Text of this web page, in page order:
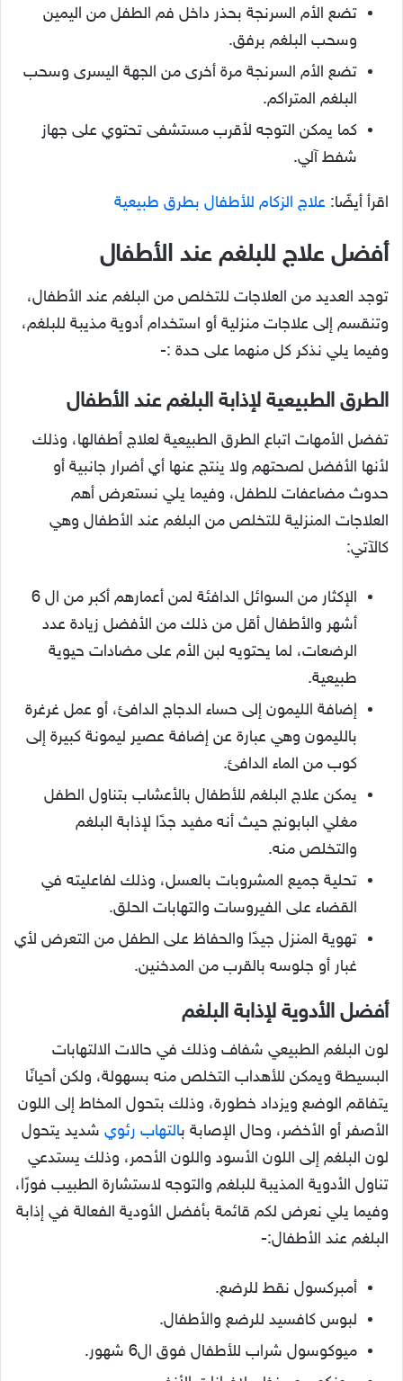
تضع الأم السرنجة بحذر داخل فم الطفل من اليمين
وسحب البلغم برفق.
تضع الأم السرنجة مرة أخرى من الجهة اليسرى وسحب
البلغم المتراكم.
كما يمكن التوجه لأقرب مستشفى تحتوي على جهاز
شفط آلي.
اقرأ أيضًا: علاج الزكام للأطفال بطرق طبيعية
أفضل علاج للبلغم عند الأطفال
توجد العديد من العلاجات للتخلص من البلغم عند الأطفال،
وتنقسم إلى علاجات منزلية أو استخدام أدوية مذيبة للبلغم،
وفيما يلي نذكر كل منهما على حدة :-
الطرق الطبيعية لإذابة البلغم عند الأطفال
تفضل الأمهات اتباع الطرق الطبيعية لعلاج أطفالها، وذلك
لأنها الأفضل لصحتهم ولا ينتج عنها أي أضرار جانبية أو
حدوث مضاعفات للطفل، وفيما يلي نستعرض أهم
العلاجات المنزلية للتخلص من البلغم عند الأطفال وهي
كالآتي:
الإكثار من السوائل الدافئة لمن أعمارهم أكبر من ال 6
أشهر والأطفال أقل من ذلك من الأفضل زيادة عدد
الرضعات، لما يحتويه لبن الأم على مضادات حيوية
طبيعية.
إضافة الليمون إلى حساء الدجاج الدافئ، أو عمل غرغرة
بالليمون وهي عبارة عن إضافة عصير ليمونة كبيرة إلى
كوب من الماء الدافئ.
يمكن علاج البلغم للأطفال بالأعشاب بتناول الطفل
مغلي البابونج حيث أنه مفيد جدًا لإذابة البلغم
والتخلص منه.
تحلية جميع المشروبات بالعسل، وذلك لفاعليته في
القضاء على الفيروسات والتهابات الحلق.
تهوية المنزل جيدًا والحفاظ على الطفل من التعرض لأي
غبار أو جلوسه بالقرب من المدخنين.
أفضل الأدوية لإذابة البلغم
لون البلغم الطبيعي شفاف وذلك في حالات الالتهابات
البسيطة ويمكن للأهداب التخلص منه بسهولة، ولكن أحيانًا
يتفاقم الوضع ويزداد خطورة، وذلك بتحول المخاط إلى اللون
الأصفر أو الأخضر، وحال الإصابة بالتهاب رئوي شديد يتحول
لون البلغم إلى اللون الأسود واللون الأحمر، وذلك يستدعي
تناول الأدوية المذيبة للبلغم والتوجه لاستشارة الطبيب فورًا،
وفيما يلي نعرض لكم قائمة بأفضل الأودية الفعالة في إذابة
البلغم عند الأطفال:-
أمبركسول نقط للرضع.
لبوس كافسيد للرضع والأطفال.
ميوكوسول شراب للأطفال فوق ال6 شهور.